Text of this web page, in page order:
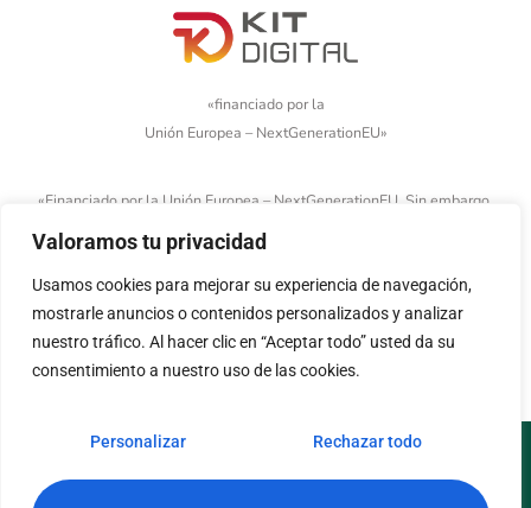
Valoramos tu privacidad
Usamos cookies para mejorar su experiencia de navegación,
mostrarle anuncios o contenidos personalizados y analizar
nuestro tráfico. Al hacer clic en “Aceptar todo” usted da su
consentimiento a nuestro uso de las cookies.
Personalizar Rechazar todo
«financiado por la
Unión Europea – NextGenerationEU»
«Financiado por la Unión Europea – NextGenerationEU. Sin embargo,
los puntos de vista y las opiniones expresadas son únicamente los
del autor o autores y no reflejan necesariamente los de la Unión
Europea o la Comisión Europea. Ni la Unión Europea ni la Comisión
Europea pueden ser consideradas responsables de las mismas»